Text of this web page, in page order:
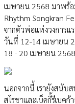
เมษายน 2568 มาพร้
Rhythm Songkran
จากตัวพ่อแห่งวงการแ
วันที่ 12-14 เมษายน
18 - 20 เมษายน
นอกจากนี้ เรายังสนับ
สโรชาและเบ็คกี้รีเบค